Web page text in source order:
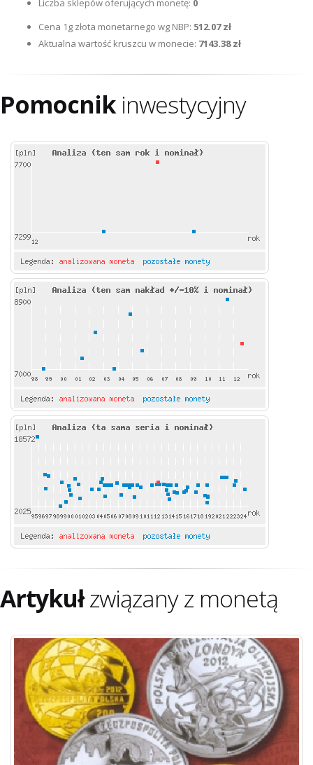
Liczba sklepów oferujących monetę: 0
Cena 1g złota monetarnego wg NBP: 512.07 zł
Aktualna wartość kruszcu w monecie: 7143.38 zł
Pomocnikinwestycyjny
Artykułzwiązany z monetą